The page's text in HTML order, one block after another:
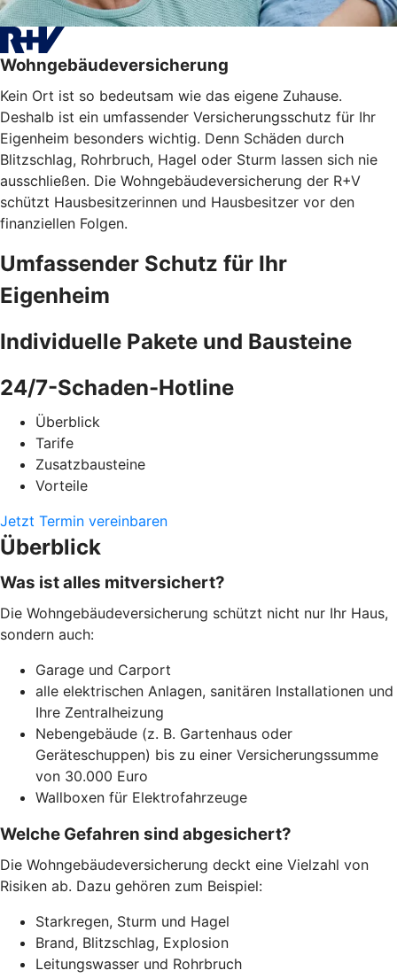
Wohngebäudeversicherung
Kein Ort ist so bedeutsam wie das eigene Zuhause.
Deshalb ist ein umfassender Versicherungsschutz für Ihr
Eigenheim besonders wichtig. Denn Schäden durch
Blitzschlag, Rohrbruch, Hagel oder Sturm lassen sich nie
ausschließen. Die Wohngebäudeversicherung der R+V
schützt Hausbesitzerinnen und Hausbesitzer vor den
finanziellen Folgen.
Umfassender Schutz für Ihr
Eigenheim
Individuelle Pakete und Bausteine
24/7-Schaden-Hotline
Überblick
Tarife
Zusatzbausteine
Vorteile
Jetzt Termin vereinbaren
Überblick
Was ist alles mitversichert?
Die Wohngebäudeversicherung schützt nicht nur Ihr Haus,
sondern auch:
Garage und Carport
alle elektrischen Anlagen, sanitären Installationen und
Ihre Zentralheizung
Nebengebäude (z. B. Gartenhaus oder
Geräteschuppen) bis zu einer Versicherungssumme
von 30.000 Euro
Wallboxen für Elektrofahrzeuge
Welche Gefahren sind abgesichert?
Die Wohngebäudeversicherung deckt eine Vielzahl von
Risiken ab. Dazu gehören zum Beispiel:
Starkregen, Sturm und Hagel
Brand, Blitzschlag, Explosion
Leitungswasser und Rohrbruch